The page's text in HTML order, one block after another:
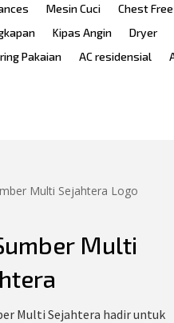
Mesin Cuci Chest
Kipas Angin Dryer
Pakaian AC residensial
Multi
Multi Sejahtera hadir untuk